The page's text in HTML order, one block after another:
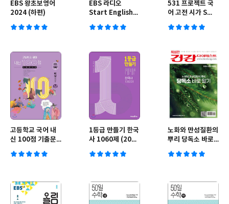
EBS 왕초보영어
2024 (하편)
EBS 라디오
Start English
[2024]
531 프로젝트 국
어 고전 시가 S
고등학교 국어 내
신 100점 기출문
(상) (2024년용)
1등급 만들기 한국
사 1060제 (2024
노화와 만성질환의
뿌리 당독소 바로